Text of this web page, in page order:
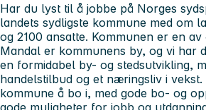
Har du lyst til å jobbe på Norges
landets sydligste kommune med om
og 2100 ansatte. Kommunen er en
Mandal er kommunens by, og vi har
en formidabel by- og stedsutvikling,
handelstilbud og et næringsliv i
kommune å bo i, med gode bo- og
gode muligheter for jobb og